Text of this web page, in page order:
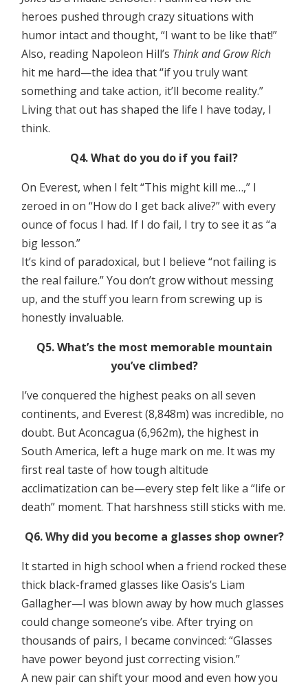
heroes pushed through crazy situations with
humor intact and thought, “I want to be like that!”
Also, reading Napoleon Hill’s Think and Grow Rich
hit me hard—the idea that “if you truly want
something and take action, it’ll become reality.”
Living that out has shaped the life I have today, I
think.
Q4. What do you do if you fail?
On Everest, when I felt “This might kill me…,” I
zeroed in on “How do I get back alive?” with every
ounce of focus I had. If I do fail, I try to see it as “a
big lesson.”
It’s kind of paradoxical, but I believe “not failing is
the real failure.” You don’t grow without messing
up, and the stuff you learn from screwing up is
honestly invaluable.
Q5. What’s the most memorable mountain
you’ve climbed?
I’ve conquered the highest peaks on all seven
continents, and Everest (8,848m) was incredible, no
doubt. But Aconcagua (6,962m), the highest in
South America, left a huge mark on me. It was my
first real taste of how tough altitude
acclimatization can be—every step felt like a “life or
death” moment. That harshness still sticks with me.
Q6. Why did you become a glasses shop owner?
It started in high school when a friend rocked these
thick black-framed glasses like Oasis’s Liam
Gallagher—I was blown away by how much glasses
could change someone’s vibe. After trying on
thousands of pairs, I became convinced: “Glasses
have power beyond just correcting vision.”
A new pair can shift your mood and even how you